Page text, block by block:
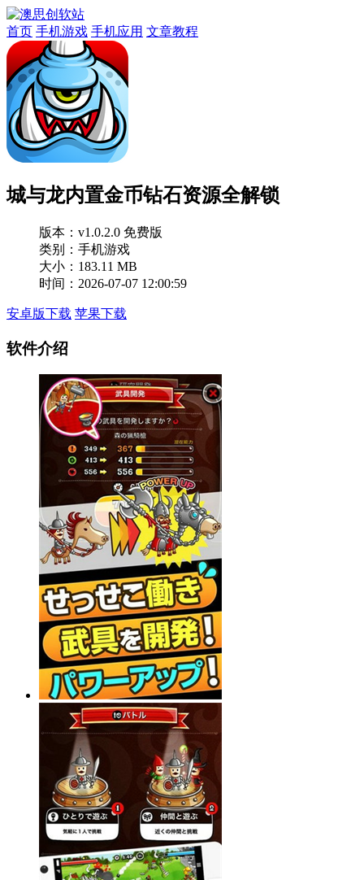
首页 手机游戏 手机应用 文章教程
城与龙内置金币钻石资源全解锁
版本： v1.0.2.0 免费版
类别：手机游戏
大小：183.11 MB
时间：2026-07-07 12:00:59
安卓版下载 苹果下载
软件介绍